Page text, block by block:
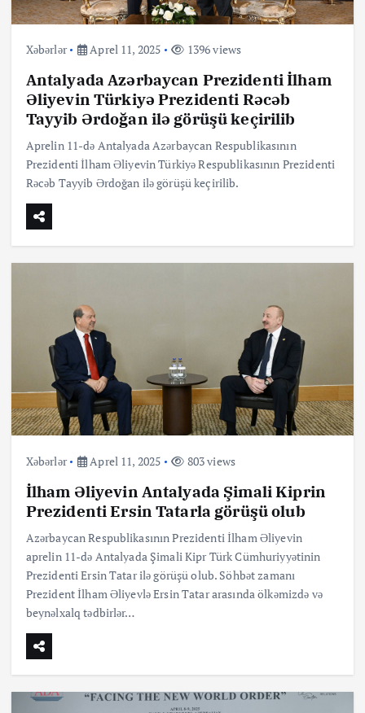
Xəbərlər Aprel 11, 2025 1396 views
Antalyada Azərbaycan Prezidenti İlham
Əliyevin Türkiyə Prezidenti Rəcəb
Tayyib Ərdoğan ilə görüşü keçirilib
Aprelin 11-də Antalyada Azərbaycan Respublikasının
Prezidenti İlham Əliyevin Türkiyə Respublikasının Prezidenti
Rəcəb Tayyib Ərdoğan ilə görüşü keçirilib.
Xəbərlər Aprel 11, 2025 803 views
İlham Əliyevin Antalyada Şimali Kiprin
Prezidenti Ersin Tatarla görüşü olub
Azərbaycan Respublikasının Prezidenti İlham Əliyevin
aprelin 11-də Antalyada Şimali Kipr Türk Cümhuriyyətinin
Prezidenti Ersin Tatar ilə görüşü olub. Söhbət zamanı
Prezident İlham Əliyevlə Ersin Tatar arasında ölkəmizdə və
beynəlxalq tədbirlər…